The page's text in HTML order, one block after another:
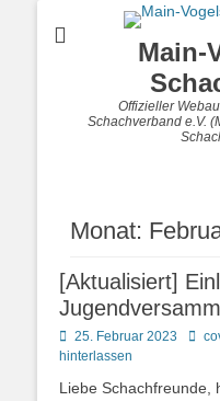
Main-
Offizieller
Schachverband e.V.
Monat:
[Aktualisiert]
Posted
on
25. Februar 2023 Autor
hinterlassen
Liebe Schachfreunde,